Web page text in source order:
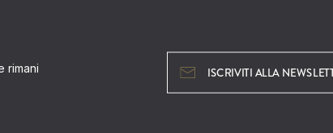
rimani
ISCRIVITI ALLA